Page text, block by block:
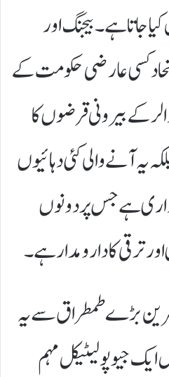
جاتا ہے۔ بیجنگ اور
کسی عارضی حکومت کے
کے بیرونی قرضوں کا
آنے والی کئی دہائیوں
ہے جس پر دونوں
ترقی کا دارومدار ہے۔
بڑے طمطراق سے یہ
جیو پولیٹیکل مہم